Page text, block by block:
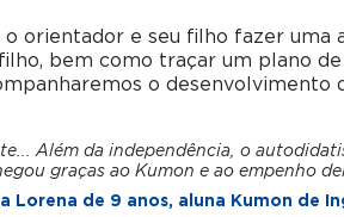
orientador e seu filho fazer
bem como traçar um plano
o
Além da independência, o
graças ao Kumon e ao empenho
Lorena de 9 anos, aluna Kumon de